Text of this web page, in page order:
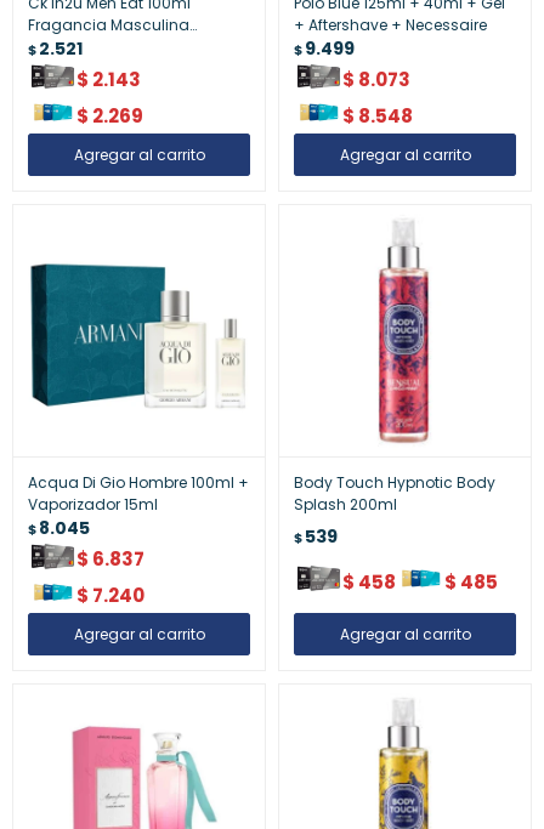
Fragancia Masculina
Moderna - Ck In2u Men Edt
100ml ¿ Fragancia Masculina
Moderna
$2.521
$ 2.143
$ 2.269
+ Aftershave + Necessaire
$9.499
$ 8.073
$ 8.548
Acqua Di Gio Hombre 100ml +
Vaporizador 15ml
$8.045
$ 6.837
$ 7.240
Body Touch Hypnotic Body
Splash 200ml
$539
$ 458 $ 485